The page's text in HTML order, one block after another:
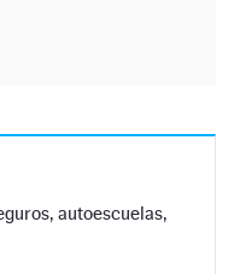
autoescuelas,